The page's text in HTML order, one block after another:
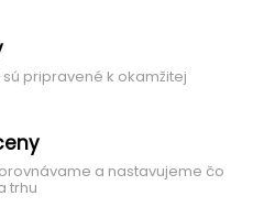
pripravené k okamžitej
a nastavujeme čo
trhu